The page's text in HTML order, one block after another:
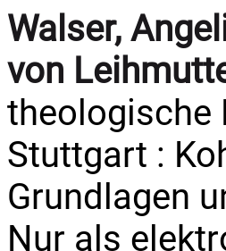
Walser,
von
theologische
Stuttgart :
Grundlagen
Nur als